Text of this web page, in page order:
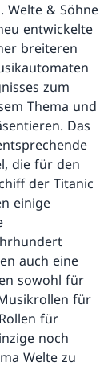
Welte & Söhne
entwickelte
breiteren
zum
Thema und
Das
die für den
der Titanic
einige
auch eine
sowohl für
für
für
noch
Welte zu